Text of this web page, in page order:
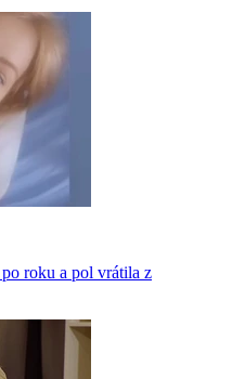
roku a pol vrátila z